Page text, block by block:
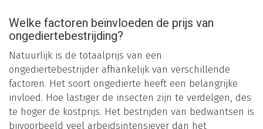
Welke factoren beïnvloeden de prijs van
ongediertebestrijding?
Natuurlijk is de totaalprijs van een
ongediertebestrijder afhankelijk van verschillende
factoren. Het soort ongedierte heeft een belangrijke
invloed. Hoe lastiger de insecten zijn te verdelgen, des
te hoger de kostprijs. Het bestrijden van bedwantsen is
bijvoorbeeld veel arbeidsintensiever dan het